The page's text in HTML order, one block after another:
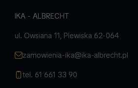
IKA - ALBRECHT
ul. Owsiana 11, Plewiska 62-064
zamowienia-ika@ika-albrecht.pl
tel. 61 661 33 90